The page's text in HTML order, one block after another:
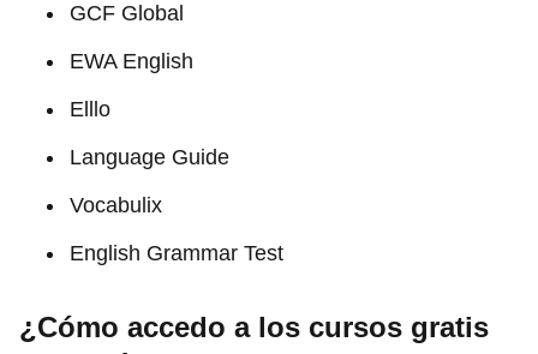
GCF Global
EWA English
Elllo
Language Guide
Vocabulix
English Grammar Test
¿Cómo accedo a los cursos gratis